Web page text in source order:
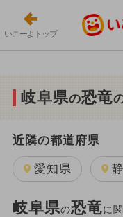
いこーよトップ
岐阜県の恐竜
近隣の都道府県
愛知県
岐阜県の恐竜に